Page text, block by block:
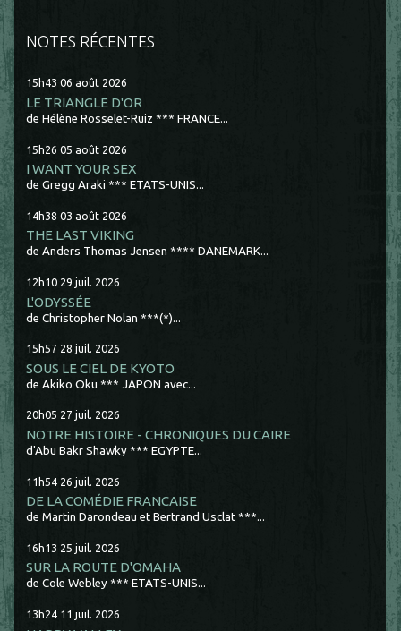
NOTES RÉCENTES
15h43 06 août 2026
LE TRIANGLE D'OR
de Hélène Rosselet-Ruiz *** FRANCE...
15h26 05 août 2026
I WANT YOUR SEX
de Gregg Araki *** ETATS-UNIS...
14h38 03 août 2026
THE LAST VIKING
de Anders Thomas Jensen **** DANEMARK...
12h10 29 juil. 2026
L'ODYSSÉE
de Christopher Nolan ***(*)...
15h57 28 juil. 2026
SOUS LE CIEL DE KYOTO
de Akiko Oku *** JAPON avec...
20h05 27 juil. 2026
NOTRE HISTOIRE - CHRONIQUES DU CAIRE
d'Abu Bakr Shawky *** EGYPTE...
11h54 26 juil. 2026
DE LA COMÉDIE FRANCAISE
de Martin Darondeau et Bertrand Usclat ***...
16h13 25 juil. 2026
SUR LA ROUTE D'OMAHA
de Cole Webley *** ETATS-UNIS...
13h24 11 juil. 2026